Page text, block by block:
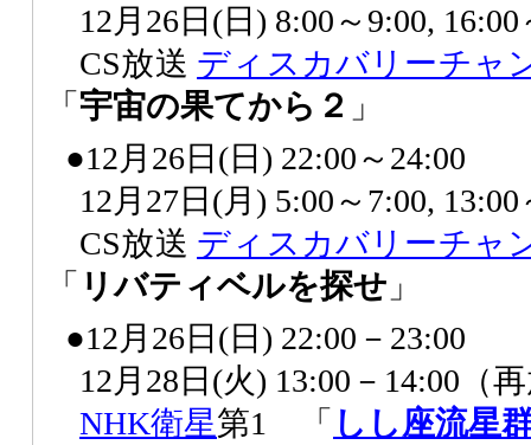
12月26日(日) 8:00～9:00,
CS放送 ディスカバリーチャ
「 宇宙の果てから２ 」
●12月26日(日) 22:00～24:00
12月27日(月) 5:00～7:00,
CS放送 ディスカバリーチャ
「 リバティベルを探せ 」
●12月26日(日) 22:00－23:00
12月28日(火) 13:00－14:00（
NHK衛星第1 「 しし座流星